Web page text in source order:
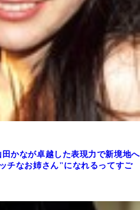
かなが卓越した表現力で新境地へ
チなお姉さん"になれるってすご